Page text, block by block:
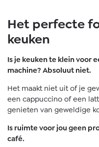
Het perfecte
keuken
Is je keuken te klein voor
machine? Absoluut niet.
Het maakt niet uit of je
een cappuccino of een
genieten van geweldige
Is ruimte voor jou geen
café.